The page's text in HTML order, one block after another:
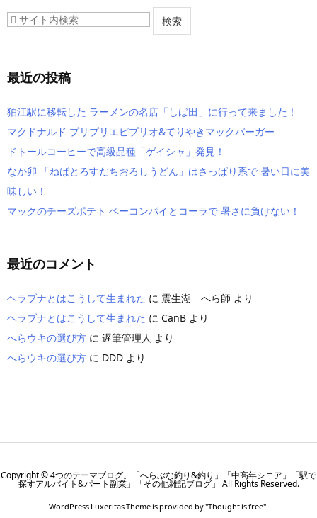
最近の投稿
狛江駅に移転した ラーメンの名店「しば田」に行って来ました！
マクドナルド プリプリエビプリオ&てりやきマックバーガー
ドトールコーヒーで高級品種「ゲイシャ」発見！
なか卯 「ねばとろすだちおろしうどん」はさっぱり系で 暑い日に美
味しい！
マックのチーズポテト ベーコンパイとコーラで 暑さに負けない！
最近のコメント
ヘラブナとはこうして生まれた に 震生湖 へら師 より
ヘラブナとはこうして生まれた に CanB より
へらウキの選び方 に 遅筆管理人 より
へらウキの選び方 に DDD より
Copyright ©4つのテーマブログ。「へらぶな釣り&釣り」「中高年シニア」「駅で
探すアルバイト&パート副業」「その他雑記ブログ」 All Rights Reserved.
WordPress Luxeritas Theme is provided by "Thought is free".